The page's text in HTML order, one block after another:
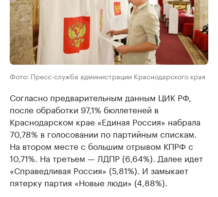
Фото: Пресс-служба администрации Краснодарского края
Согласно предварительным данным ЦИК РФ,
после обработки 97,1% бюллетеней в
Краснодарском крае «Единая Россия» набрала
70,78% в голосовании по партийным спискам.
На втором месте с большим отрывом КПРФ с
10,71%. На третьем — ЛДПР (6,64%). Далее идет
«Справедливая Россия» (5,81%). И замыкает
пятерку партия «Новые люди» (4,88%).